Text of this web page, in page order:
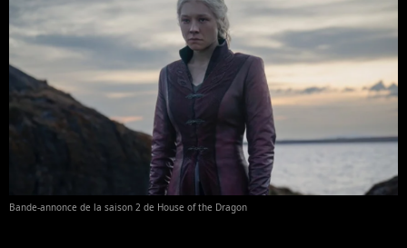
Bande-annonce de la saison 2 de House of the Dragon